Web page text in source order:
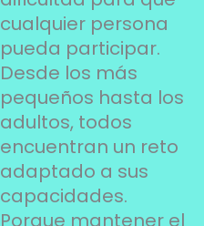
cualquier persona
pueda participar.
Desde los más
pequeños hasta los
adultos, todos
encuentran un reto
adaptado a sus
capacidades.
Porque mantener el